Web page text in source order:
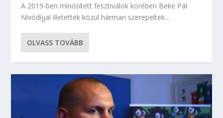
A 2019-ben minősített fesztiválok körében Beke Pál
Nívódíjjal illetettek közül hárman szerepeltek...
OLVASS TOVÁBB